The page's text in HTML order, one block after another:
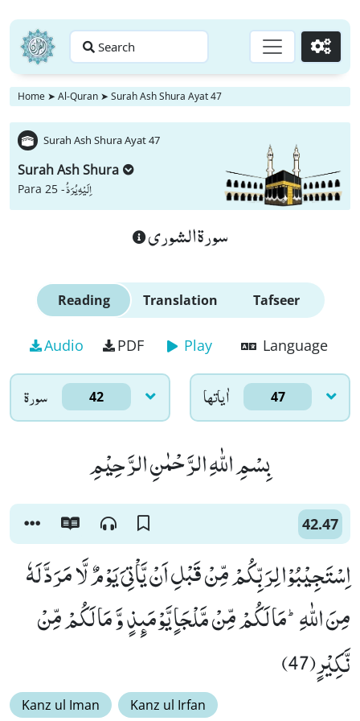
Search Go
Home ➤ Al-Quran ➤ Surah Ash Shura Ayat 47
Surah Ash Shura Ayat 47
Surah Ash Shura
Para 25 -اِلَیْهِ یُرَدُّ
سورة الشورى
Reading Translation Tafseer
Audio PDF Play Language
سورۃ 42 اٰياتها 47
بِسْمِ اللّٰهِ الرَّحْمٰنِ الرَّحِیْمِ
42.47
اِسْتَجِیْبُوْا لِرَبِّكُمْ مِّنْ قَبْلِ اَنْ یَّاْتِیَ یَوْمٌ لَّا مَرَدَّ لَهٗ
مِنَ اللّٰهِؕ-مَا لَكُمْ مِّنْ مَّلْجَاٍ یَّوْمَىٕذٍ وَّ مَا لَكُمْ مِّنْ
نَّكِیْرٍ(47)
Kanz ul Iman Kanz ul Irfan